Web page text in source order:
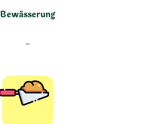
Bewässerung
–